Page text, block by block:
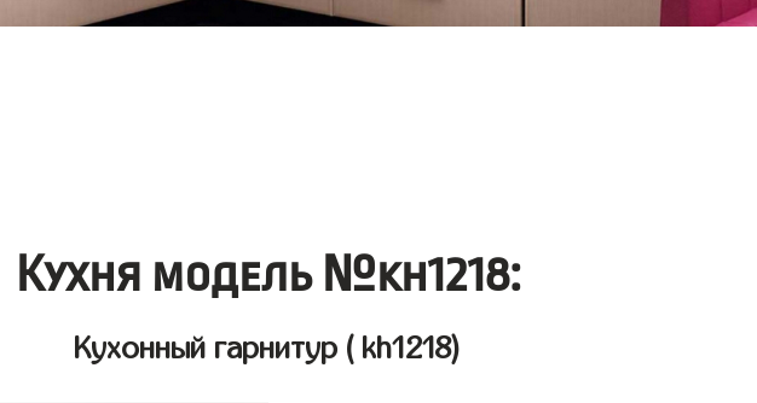
Кухня модель №kh1218:
Кухонный гарнитур ( kh1218)